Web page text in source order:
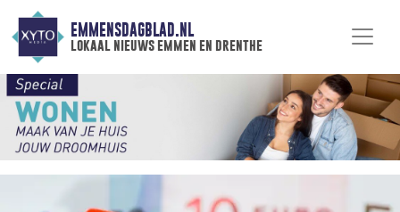
EMMENSDAGBLAD.NL
lokaal nieuws emmen en drenthe